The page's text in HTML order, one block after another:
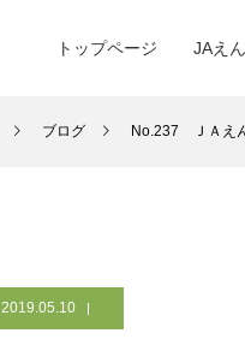
トップページ JAえ
ブログ No.237 ＪＡえ
2019.05.10